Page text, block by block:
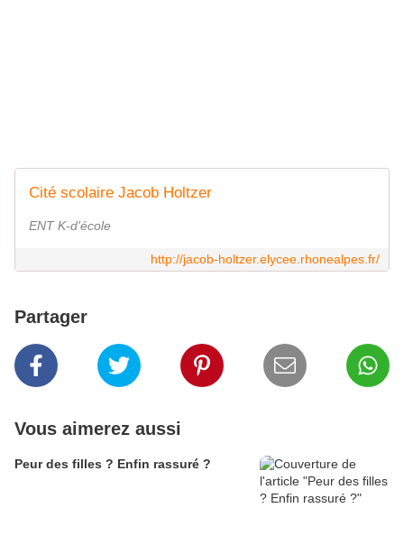
Cité scolaire Jacob Holtzer
ENT K-d'école
http://jacob-holtzer.elycee.rhonealpes.fr/
Partager
Vous aimerez aussi
Peur des filles ? Enfin rassuré ?